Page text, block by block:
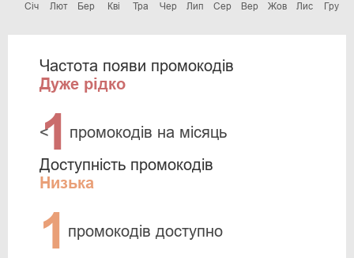
Січ Лют Бер Кві Тра Чер Лип Сер Вер Жов Лис Гру
Частота появи промокодів
Дуже рідко
<
1 промокодів на місяць
Доступність промокодів
Низька
1 промокодів доступно